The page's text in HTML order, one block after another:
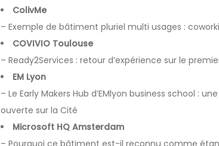
ColivMe
– Exemple de bâtiment pluriel multi usages :
COVIVIO Toulouse
– Ready2Services : retour d’expérience sur le
EM Lyon
– Le Early Makers Hub d’EMlyon business school :
ouverte sur la Cité
Microsoft HQ Amsterdam